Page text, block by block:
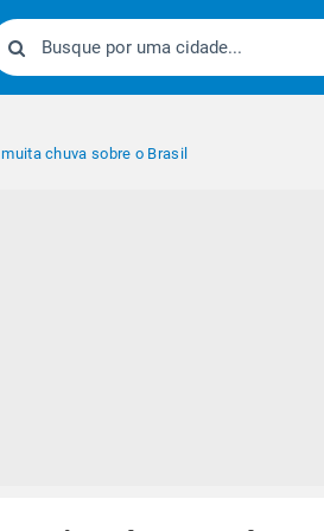
chuva sobre o Brasil